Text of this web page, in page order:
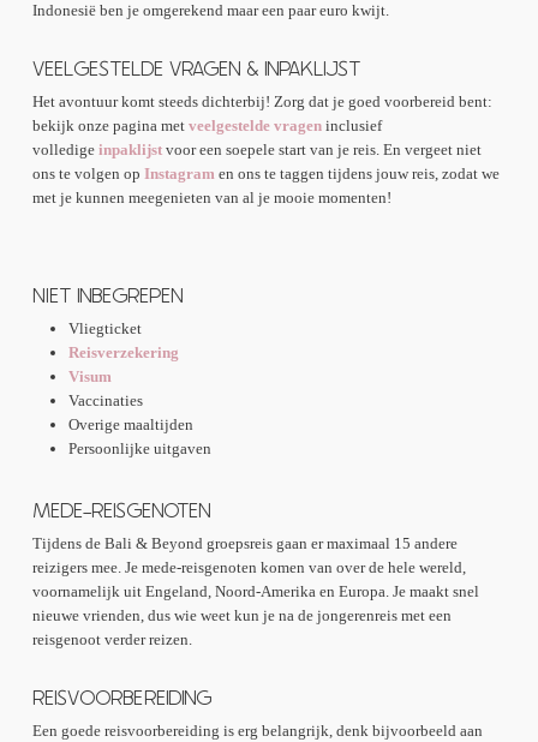
Indonesië ben je omgerekend maar een paar euro kwijt.
VEELGESTELDE VRAGEN & INPAKLIJST
Het avontuur komt steeds dichterbij! Zorg dat je goed voorbereid bent:
bekijk onze pagina met veelgestelde vrageninclusief
volledige inpaklijstvoor een soepele start van je reis. En vergeet niet
ons te volgen op Instagramen ons te taggen tijdens jouw reis, zodat we
met je kunnen meegenieten van al je mooie momenten!
NIET INBEGREPEN
Vliegticket
Reisverzekering
Visum
Vaccinaties
Overige maaltijden
Persoonlijke uitgaven
MEDE-REISGENOTEN
Tijdens de Bali & Beyond groepsreis gaan er maximaal 15 andere
reizigers mee. Je mede-reisgenoten komen van over de hele wereld,
voornamelijk uit Engeland, Noord-Amerika en Europa. Je maakt snel
nieuwe vrienden, dus wie weet kun je na de jongerenreis met een
reisgenoot verder reizen.
REISVOORBEREIDING
Een goede reisvoorbereiding is erg belangrijk, denk bijvoorbeeld aan